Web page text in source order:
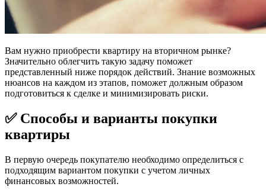
Вам нужно приобрести квартиру на вторичном рынке?
Значительно облегчить такую задачу поможет
представленный ниже порядок действий. Знание возможных
нюансов на каждом из этапов, поможет должным образом
подготовиться к сделке и минимизировать риски.
✅ Способы и варианты покупки
квартиры
В первую очередь покупателю необходимо определиться с
подходящим вариантом покупки с учетом личных
финансовых возможностей.